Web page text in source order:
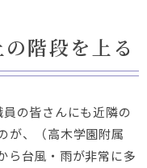
LINE
階段を上る
の皆さんにも近隣の
が、（高木学園附属
ら台風・雨が非常に多